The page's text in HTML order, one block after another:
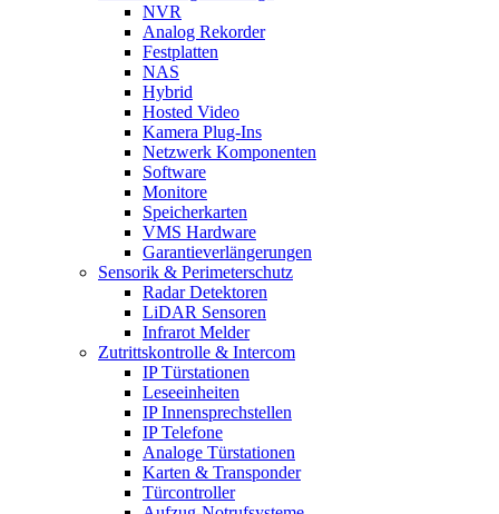
NVR
Analog Rekorder
Festplatten
NAS
Hybrid
Hosted Video
Kamera Plug-Ins
Netzwerk Komponenten
Software
Monitore
Speicherkarten
VMS Hardware
Garantieverlängerungen
Sensorik & Perimeterschutz
Radar Detektoren
LiDAR Sensoren
Infrarot Melder
Zutrittskontrolle & Intercom
IP Türstationen
Leseeinheiten
IP Innensprechstellen
IP Telefone
Analoge Türstationen
Karten & Transponder
Türcontroller